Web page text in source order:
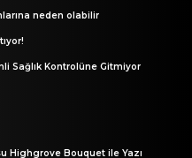
neden olabilir
Sağlık Kontrolüne Gitmiyor
Highgrove Bouquet ile Yazı